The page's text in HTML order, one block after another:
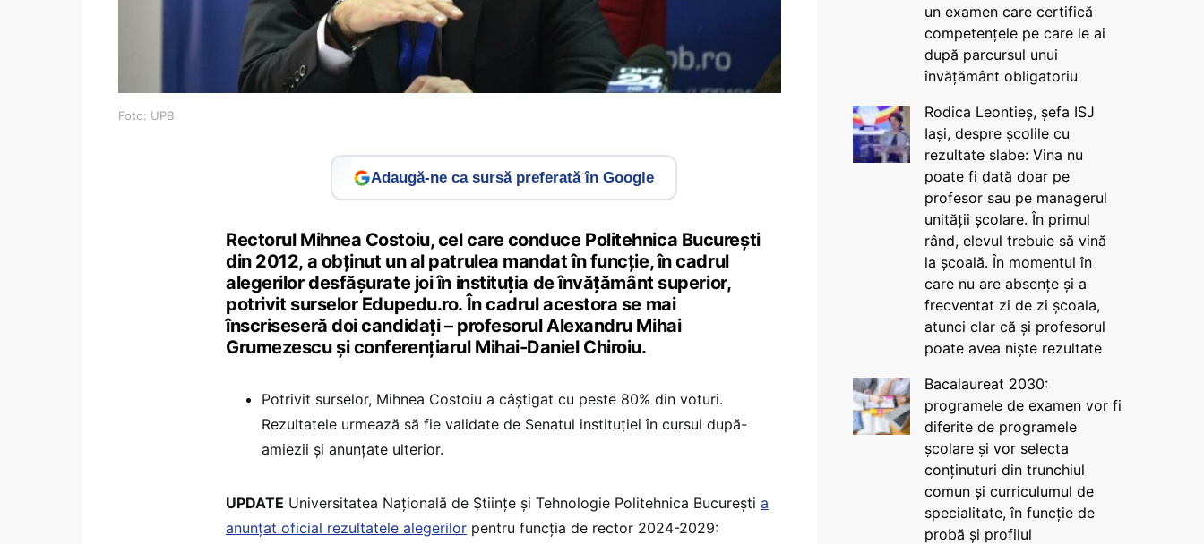
Foto: UPB
Adaugă-ne ca sursă preferată în Google
Rectorul Mihnea Costoiu, cel care conduce Politehnica București
din 2012, a obținut un al patrulea mandat în funcție, în cadrul
alegerilor desfășurate joi în instituția de învățământ superior,
potrivit surselor Edupedu.ro. În cadrul acestora se mai
înscriseseră doi candidați – profesorul Alexandru Mihai
Grumezescu și conferențiarul Mihai-Daniel Chiroiu.
Potrivit surselor, Mihnea Costoiu a câștigat cu peste 80% din voturi.
Rezultatele urmează să fie validate de Senatul instituției în cursul după-
amiezii și anunțate ulterior.
UPDATE Universitatea Națională de Științe și Tehnologie Politehnica București a
anunțat oficial rezultatele alegerilor pentru funcția de rector 2024-2029:
un examen care certifică
competențele pe care le ai
după parcursul unui
învățământ obligatoriu
Rodica Leontieș, șefa ISJ
Iași, despre școlile cu
rezultate slabe: Vina nu
poate fi dată doar pe
profesor sau pe managerul
unității școlare. În primul
rând, elevul trebuie să vină
la școală. În momentul în
care nu are absențe și a
frecventat zi de zi școala,
atunci clar că și profesorul
poate avea niște rezultate
Bacalaureat 2030:
programele de examen vor fi
diferite de programele
școlare și vor selecta
conținuturi din trunchiul
comun și curriculumul de
specialitate, în funcție de
probă și profilul